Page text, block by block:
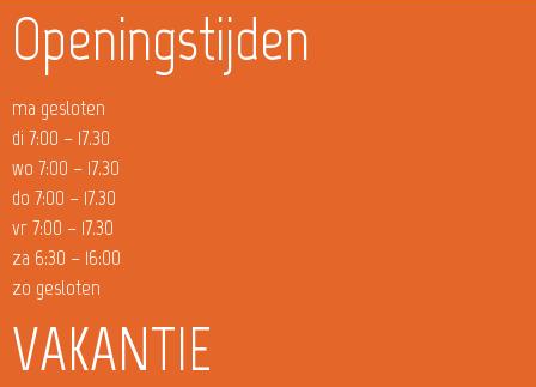
Openingstijden
ma gesloten
di 7:00 – 17.30
wo 7:00 – 17.30
do 7:00 – 17.30
vr 7:00 – 17.30
za 6:30 – 16:00
zo gesloten
VAKANTIE